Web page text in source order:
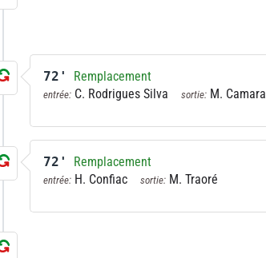
72' Remplacement
entrée: C. Rodrigues Silva sortie: M. Camara
72' Remplacement
entrée: H. Confiac sortie: M. Traoré